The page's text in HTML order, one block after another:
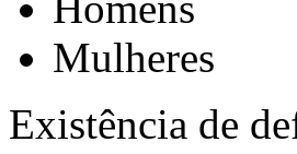
Mulheres
Existência de